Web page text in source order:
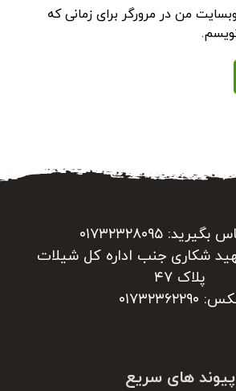
من در مرورگر برای زمانی که
۰۱۷۳۲۳۲۸۰۹۵
شکاری جنب اداره کل شیلات
پلاک ۴۷
۰۱۷۳۲۳۶۲۲۹۰
پیوند های سریع